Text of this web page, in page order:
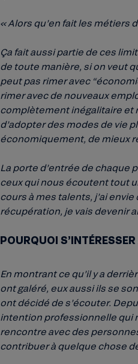
« Alors qu’en fait les métiers
Ça fait aussi partie de ces
de toute manière, si on veut
peut pas rimer avec
rimer avec de nouveaux
complètement inégalitaire et
d’adopter des modes de vie
économiquement, de mieux
La porte d’entrée de chaque
ceux qui nous écoutent tout
cours à mes talents, j’ai
récupération, je vais devenir
POURQUOI
En montrant ce qu’il y a
ont galéré, eux aussi ils se
ont décidé de s’écouter.
intention professionnelle qui
rencontre avec des
contribuer à quelque chose